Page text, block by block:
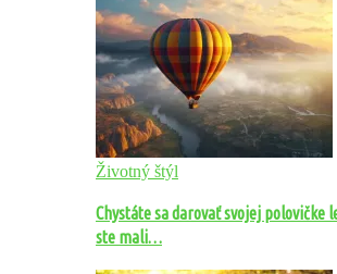
Životný štýl
Chystáte sa darovať svojej polovičke
ste mali…